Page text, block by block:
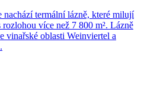
nachází termální lázně, které milují
více než 7 800 m². Lázně
vinařské oblasti Weinviertel a